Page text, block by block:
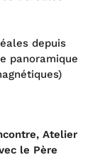
depuis
panoramique
Atelier
le Père